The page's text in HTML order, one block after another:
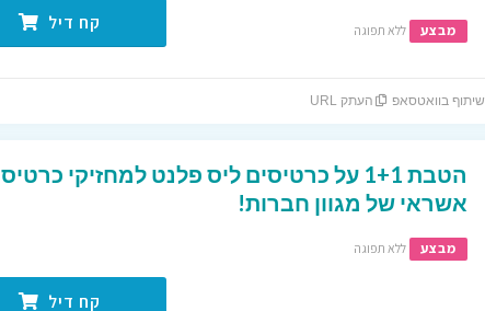
מבצע ללא תפוגה קח דיל
שיתוף בוואטסאפ העתק URL
הטבת 1+1 על כרטיסים ליס פלנט למחזיקי כרטיס
אשראי של מגוון חברות!
מבצע ללא תפוגה
קח דיל